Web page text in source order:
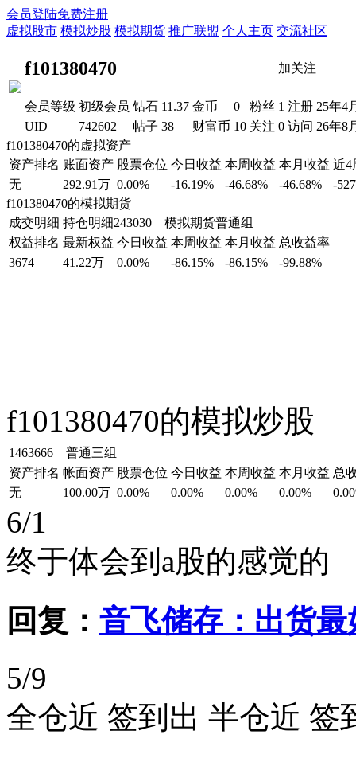
会员登陆免费注册
虚拟股市 模拟炒股 模拟期货 推广联盟 个人主页 交流社区
f101380470 加关注
会员等级 初级会员 钻石 11.37 金币 0 粉丝 1 注册 25年4
UID
742602 帖子 38 财富币 10 关注 0 访问 26年8
f101380470的虚拟资产
资产排名 账面资产 股票仓位 今日收益 本周收益 本月收益 近4
无
292.91万 0.00% -16.19% -46.68% -46.68%
-
f101380470的模拟期货
成交明细 持仓明细243030 模拟期货普通组
权益排名 最新权益 今日收益 本周收益 本月收益 总收益率
3674
41.22万 0.00% -86.15% -86.15% -99.88%
f101380470的模拟炒股
1463666 普通三组
资产排名 帐面资产 股票仓位 今日收益 本周收益 本月收益 总
无
100.00万 0.00% 0.00% 0.00% 0.00%
6/1
终于体会到a股的感觉的
回复： 音飞储存：出货
5/9
全仓近 签到出 半仓近 签